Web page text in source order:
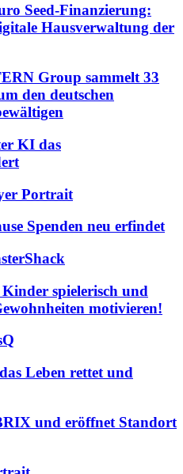
Seed-Finanzierung:
Hausverwaltung der
Group sammelt 33
den deutschen
KI das
Portrait
Spenden neu erfindet
spielerisch und
motivieren!
Leben rettet und
und eröffnet Standort